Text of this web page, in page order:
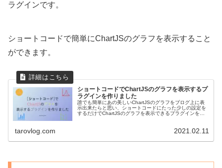
ラグインです。
ショートコードで簡単にChartJSのグラフを表示すること
ができます。
ショートコードでChartJSのグラフを表示するプ
ラグインを作りました
誰でも簡単にあの美しいChartJSのグラフをブログ上に表
示出来たらと思い、ショートコードにたった少しの設定を
するだけでChartJSのグラフを表示できるプラグインを作
tarovlog.com 2021.02.11